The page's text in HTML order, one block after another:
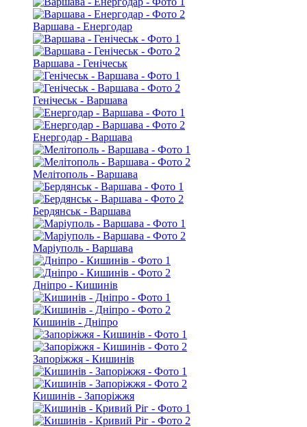
Варшава - Енергодар
Варшава - Генічеськ
Генічеськ - Варшава
Енергодар - Варшава
Мелітополь - Варшава
Бердянськ - Варшава
Маріуполь - Варшава
Дніпро - Кишинів
Кишинів - Дніпро
Запоріжжя - Кишинів
Кишинів - Запоріжжя